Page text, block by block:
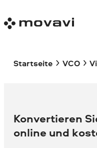
Startseite VCO
Konvertieren
online und